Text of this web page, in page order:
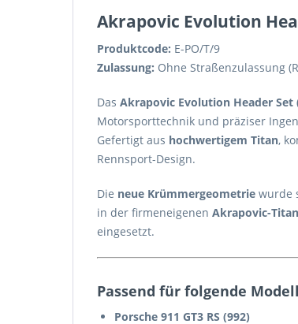
Akrapovic Evolution
Produktcode: E-PO/T/9
Zulassung: Ohne Straßenzulassung
Das Akrapovic Evolution Header Set
Motorsporttechnik und präziser
Gefertigt aus hochwertigem Titan,
Rennsport-Design.
Die neue Krümmergeometrie wurde
in der firmeneigenen Akrapovic-
eingesetzt.
Passend für folgende
Porsche 911 GT3 RS (992)